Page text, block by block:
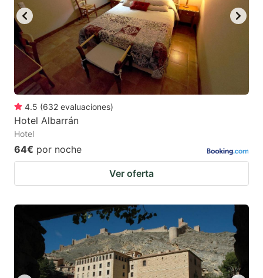
4.5 (632 evaluaciones)
Hotel Albarrán
Hotel
64€ por noche
Ver oferta